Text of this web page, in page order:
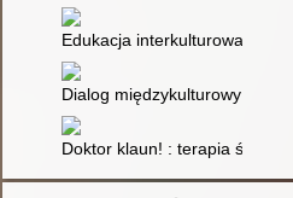
Edukacja interkulturowa w
Dialog międzykulturowy
Doktor klaun! : terapia